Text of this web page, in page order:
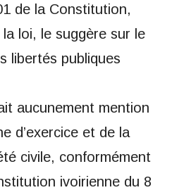
de la Constitution,
loi, le suggère sur le
libertés publiques
aucunement mention
d’exercice et de la
civile, conformément
ivoirienne du 8